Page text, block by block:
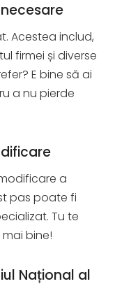
Acestea includ,
firmei și diverse
E bine să ai
a nu pierde
a
pas poate fi
Tu te
bine!
Național al